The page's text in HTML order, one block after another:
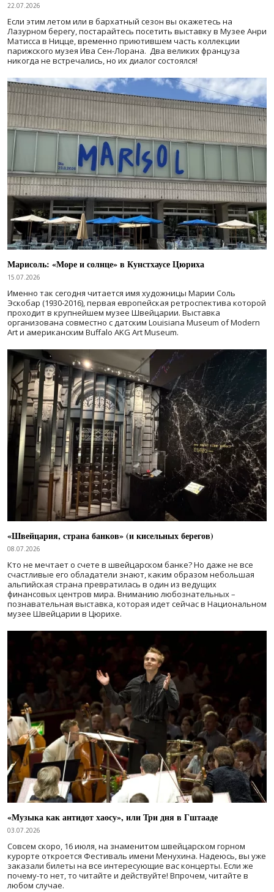
22.07.2026
Если этим летом или в бархатный сезон вы окажетесь на
Лазурном берегу, постарайтесь посетить выставку в Музее Анри
Матисса в Ницце, временно приютившем часть коллекции
парижского музея Ива Сен-Лорана. Два великих француза
никогда не встречались, но их диалог состоялся!
Марисоль: «Море и солнце» в Кунстхаусе Цюриха
15.07.2026
Именно так сегодня читается имя художницы Марии Соль
Эскобар (1930-2016), первая европейская ретроспектива которой
проходит в крупнейшем музее Швейцарии. Выставка
организована совместно с датским Louisiana Museum of Modern
Art и американским Buffalo AKG Art Museum.
«Швейцария, страна банков» (и кисельных берегов)
08.07.2026
Кто не мечтает о счете в швейцарском банке? Но даже не все
счастливые его обладатели знают, каким образом небольшая
альпийская страна превратилась в один из ведущих
финансовых центров мира. Вниманию любознательных –
познавательная выставка, которая идет сейчас в Национальном
музее Швейцарии в Цюрихе.
«Музыка как антидот хаосу», или Три дня в Гштааде
03.07.2026
Совсем скоро, 16 июля, на знаменитом швейцарском горном
курорте откроется Фестиваль имени Менухина. Надеюсь, вы уже
заказали билеты на все интересующие вас концерты. Если же
почему-то нет, то читайте и действуйте! Впрочем, читайте в
любом случае.